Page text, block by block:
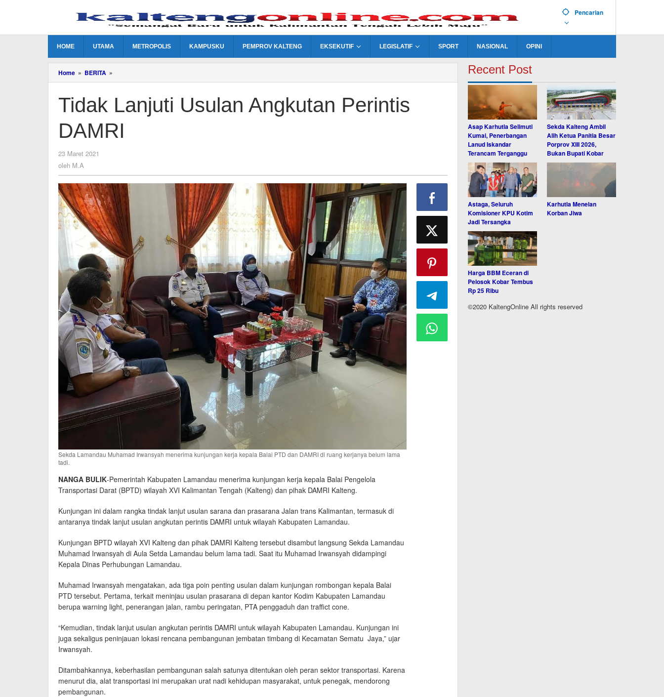
Pencarian
HOME UTAMA METROPOLIS KAMPUSKU PEMPROV KALTENG EKSEKUTIF LEGISLATIF SPORT NASIONAL OPINI
Home » BERITA »
Lanjuti
Angkutan
Perintis
Tidak Lanjuti Usulan Angkutan Perintis
DAMRI
23 Maret 2021
oleh M.A
Sekda Lamandau Muhamad Irwansyah menerima kunjungan kerja kepala Balai PTD dan DAMRI di ruang kerjanya belum lama
tadi.
NANGA BULIK-Pemerintah Kabupaten Lamandau menerima kunjungan kerja kepala Balai Pengelola
Transportasi Darat (BPTD) wilayah XVI Kalimantan Tengah (Kalteng) dan pihak DAMRI Kalteng.
Kunjungan ini dalam rangka tindak lanjut usulan sarana dan prasarana Jalan trans Kalimantan, termasuk di
antaranya tindak lanjut usulan angkutan perintis DAMRI untuk wilayah Kabupaten Lamandau.
Kunjungan BPTD wilayah XVI Kalteng dan pihak DAMRI Kalteng tersebut disambut langsung Sekda Lamandau
Muhamad Irwansyah di Aula Setda Lamandau belum lama tadi. Saat itu Muhamad Irwansyah didampingi
Kepala Dinas Perhubungan Lamandau.
Muhamad Irwansyah mengatakan, ada tiga poin penting usulan dalam kunjungan rombongan kepala Balai
PTD tersebut. Pertama, terkait meninjau usulan prasarana di depan kantor Kodim Kabupaten Lamandau
berupa warning light, penerangan jalan, rambu peringatan, PTA penggaduh dan traffict cone.
“Kemudian, tindak lanjut usulan angkutan perintis DAMRI untuk wilayah Kabupaten Lamandau. Kunjungan ini
juga sekaligus peninjauan lokasi rencana pembangunan jembatan timbang di Kecamatan Sematu Jaya,” ujar
Irwansyah.
Ditambahkannya, keberhasilan pembangunan salah satunya ditentukan oleh peran sektor transportasi. Karena
menurut dia, alat transportasi ini merupakan urat nadi kehidupan masyarakat, untuk penegak, mendorong
pembangunan.
Recent Post
Asap Karhutla Selimuti
Kumai, Penerbangan
Lanud Iskandar
Terancam Terganggu
Sekda Kalteng Ambil
Alih Ketua Panitia Besar
Porprov XIII 2026,
Bukan Bupati Kobar
Astaga, Seluruh
Komisioner KPU Kotim
Jadi Tersangka
Karhutla Menelan
Korban Jiwa
Harga BBM Eceran di
Pelosok Kobar Tembus
Rp 25 Ribu
©2020 KaltengOnline All rights reserved